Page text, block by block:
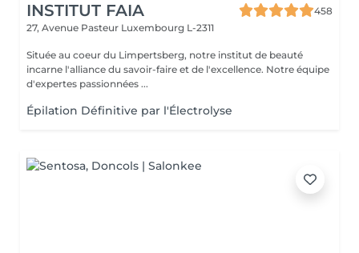
INSTITUT FAIA
458
27, Avenue Pasteur Luxembourg L-2311
Située au coeur du Limpertsberg, notre institut de beauté
incarne l'alliance du savoir-faire et de l'excellence. Notre équipe
d'expertes passionnées ...
Épilation Définitive par l'Électrolyse